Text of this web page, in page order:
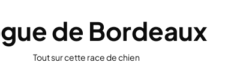
de Bordeaux
Tout sur cette race de chien